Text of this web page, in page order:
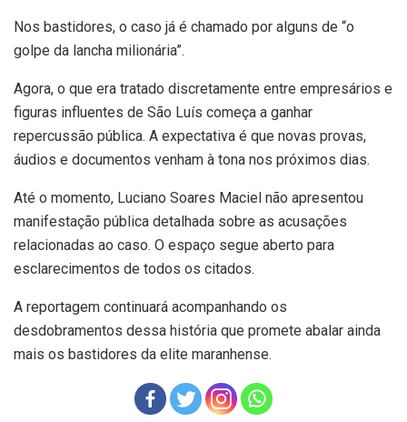
Nos bastidores, o caso já é chamado por alguns de “o
golpe da lancha milionária”.
Agora, o que era tratado discretamente entre empresários e
figuras influentes de São Luís começa a ganhar
repercussão pública. A expectativa é que novas provas,
áudios e documentos venham à tona nos próximos dias.
Até o momento, Luciano Soares Maciel não apresentou
manifestação pública detalhada sobre as acusações
relacionadas ao caso. O espaço segue aberto para
esclarecimentos de todos os citados.
A reportagem continuará acompanhando os
desdobramentos dessa história que promete abalar ainda
mais os bastidores da elite maranhense.